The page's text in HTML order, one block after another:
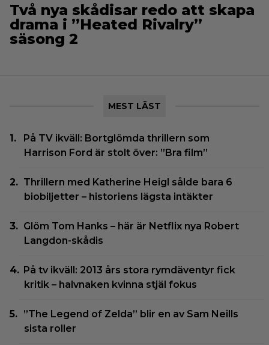
Två nya skådisar redo att skapa
drama i ”Heated Rivalry”
säsong 2
MEST LÄST
På TV ikväll: Bortglömda thrillern som
Harrison Ford är stolt över: ”Bra film”
Thrillern med Katherine Heigl sålde bara 6
biobiljetter – historiens lägsta intäkter
Glöm Tom Hanks – här är Netflix nya Robert
Langdon-skådis
På tv ikväll: 2013 års stora rymdäventyr fick
kritik – halvnaken kvinna stjäl fokus
”The Legend of Zelda” blir en av Sam Neills
sista roller